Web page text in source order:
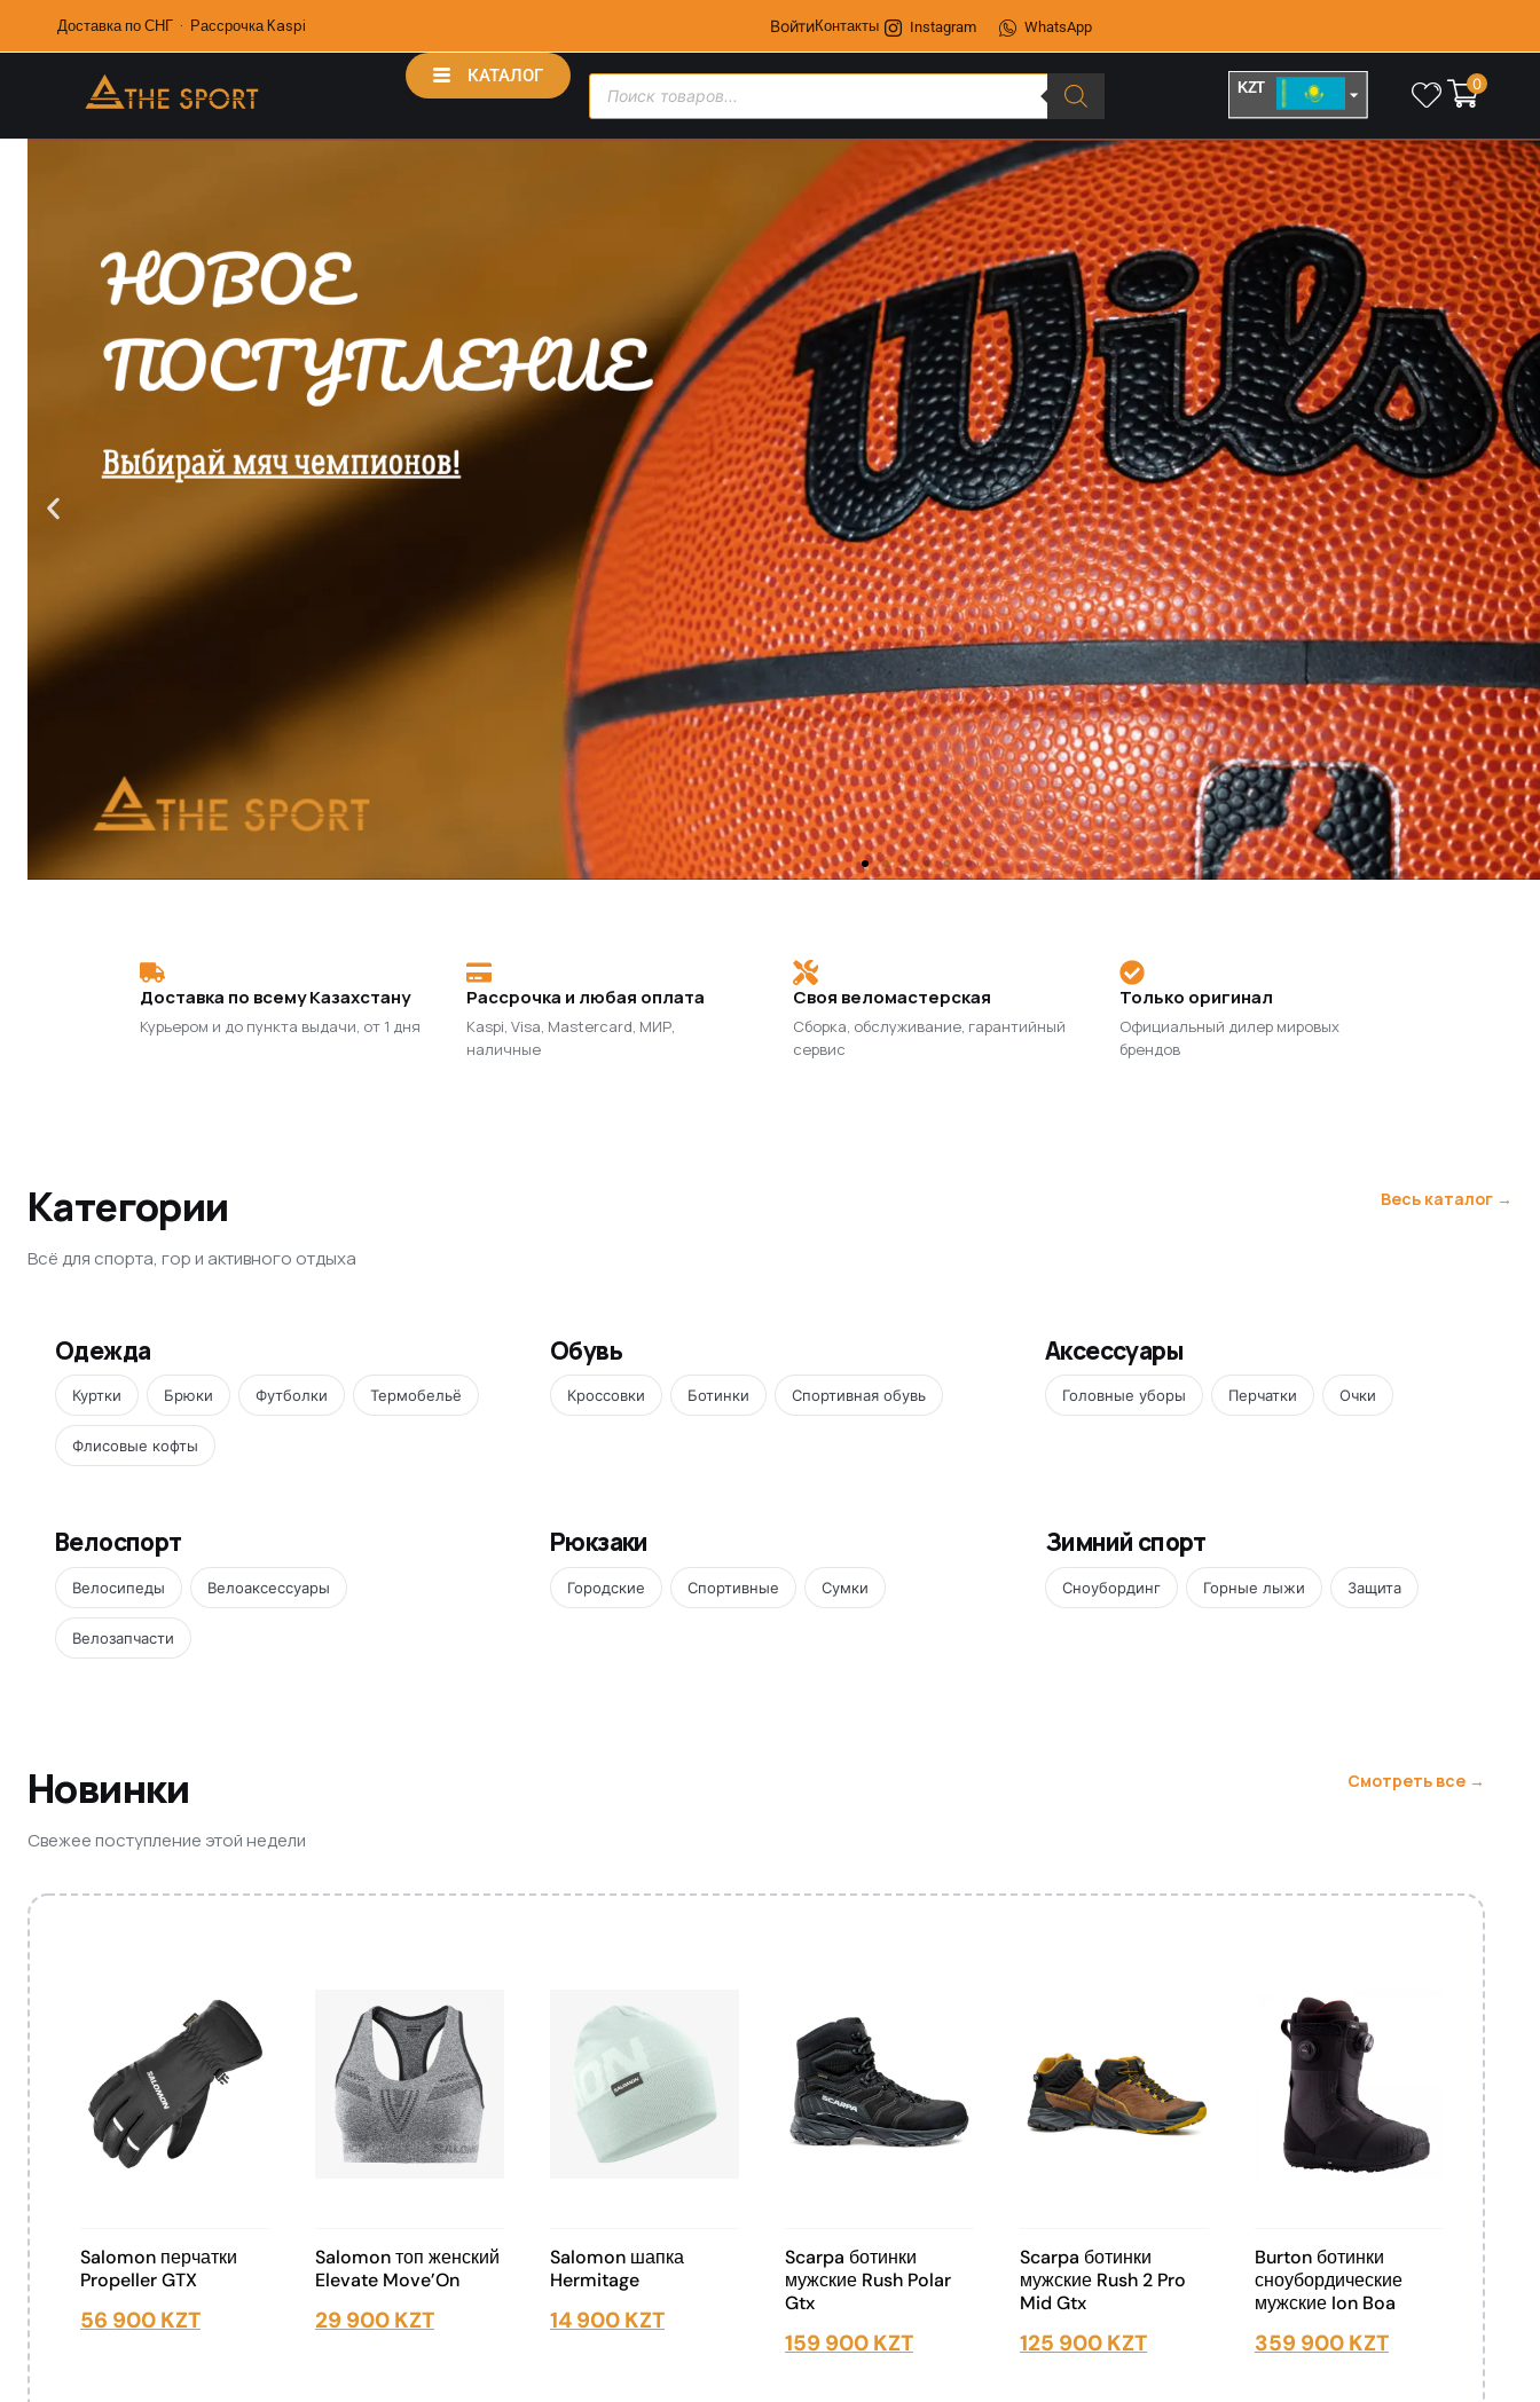
Доставка по СНГ · Рассрочка Kaspi ВойтиКонтакты Instagram WhatsApp
КАТАЛОГ
KZT 0
Доставка по всему Казахстану
Курьером и до пункта выдачи, от 1 дня
Рассрочка и любая оплата
Kaspi, Visa, Mastercard, МИР,
наличные
Своя веломастерская
Сборка, обслуживание, гарантийный
сервис
Только оригинал
Официальный дилер мировых
брендов
Категории
Всё для спорта, гор и активного отдыха
Весь каталог →
Одежда
Куртки Брюки Футболки Термобельё
Флисовые кофты
Обувь
Кроссовки Ботинки Спортивная обувь
Аксессуары
Головные уборы Перчатки Очки
Велоспорт
Велосипеды Велоаксессуары
Велозапчасти
Рюкзаки
Городские Спортивные Сумки
Зимний спорт
Сноубординг Горные лыжи Защита
Новинки
Свежее поступление этой недели
Смотреть все →
Salomon перчатки
Propeller GTX
56 900 KZT
Salomon топ женский
Elevate Move’On
29 900 KZT
Salomon шапка
Hermitage
14 900 KZT
Scarpa ботинки
мужские Rush Polar
Gtx
159 900 KZT
Scarpa ботинки
мужские Rush 2 Pro
Mid Gtx
125 900 KZT
Burton ботинки
сноубордические
мужские Ion Boa
359 900 KZT